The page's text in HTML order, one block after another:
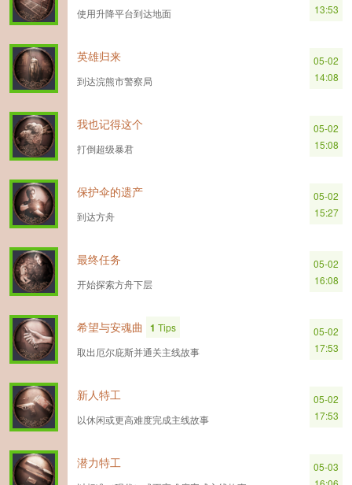
使用升降平台到达地面
13:53
英雄归来
到达浣熊市警察局
05-02
14:08
我也记得这个
打倒超级暴君
05-02
15:08
保护伞的遗产
到达方舟
05-02
15:27
最终任务
开始探索方舟下层
05-02
16:08
希望与安魂曲 1 Tips
取出厄尔庇斯并通关主线故事
05-02
17:53
新人特工
以休闲或更高难度完成主线故事
05-02
17:53
潜力特工
05-03